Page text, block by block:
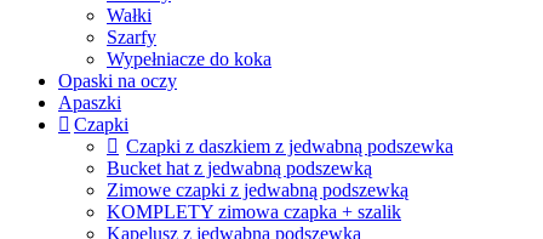
Wałki
Szarfy
Wypełniacze do koka
Opaski na oczy
Apaszki
Czapki
Czapki z daszkiem z jedwabną podszewka
Bucket hat z jedwabną podszewką
Zimowe czapki z jedwabną podszewką
KOMPLETY zimowa czapka + szalik
Kapelusz z jedwabną podszewką